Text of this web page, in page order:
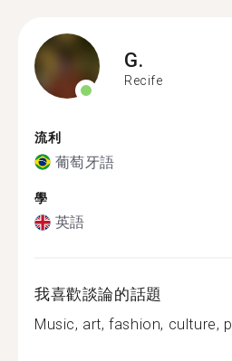
G.
Recife
流利
葡萄牙語
學
英語
我喜歡談論的話題
Music, art, fashion, culture,